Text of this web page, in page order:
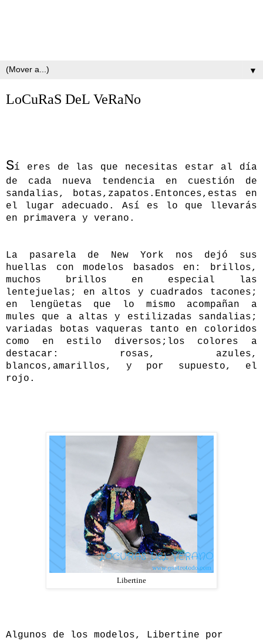
▼
LoCuRaS DeL VeRaNo
Sí eres de las que necesitas estar al día
de cada nueva tendencia en cuestión de
sandalias, botas,zapatos.Entonces,estas en
el lugar adecuado. Así es lo que llevarás
en primavera y verano.
La pasarela de New York nos dejó sus
huellas con modelos basados en: brillos,
muchos brillos en especial las
lentejuelas; en altos y cuadrados tacones;
en lengüetas que lo mismo acompañan a
mules que a altas y estilizadas sandalias;
variadas botas vaqueras tanto en coloridos
como en estilo diversos;los colores a
destacar: rosas, azules,
blancos,amarillos, y por supuesto, el
rojo.
Libertine
Algunos de los modelos, Libertine por